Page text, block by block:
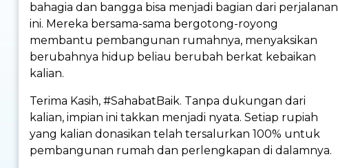
bahagia dan bangga bisa menjadi bagian dari perjalanan
ini. Mereka bersama-sama bergotong-royong
membantu pembangunan rumahnya, menyaksikan
berubahnya hidup beliau berubah berkat kebaikan
kalian.
Terima Kasih, #SahabatBaik. Tanpa dukungan dari
kalian, impian ini takkan menjadi nyata. Setiap rupiah
yang kalian donasikan telah tersalurkan 100% untuk
pembangunan rumah dan perlengkapan di dalamnya.